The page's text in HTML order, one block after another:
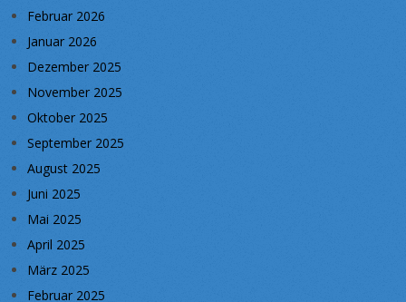
Februar 2026
Januar 2026
Dezember 2025
November 2025
Oktober 2025
September 2025
August 2025
Juni 2025
Mai 2025
April 2025
März 2025
Februar 2025